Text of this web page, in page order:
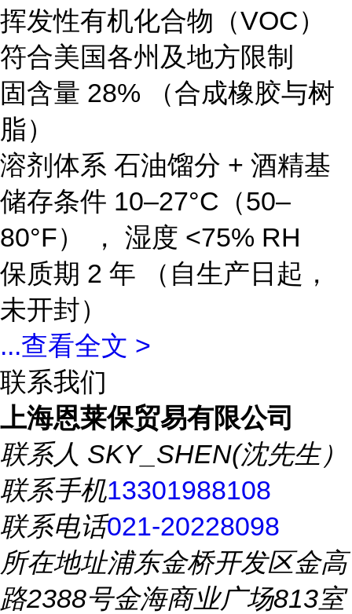
挥发性有机化合物（VOC）
符合美国各州及地方限制
固含量 28% （合成橡胶与树
脂）
溶剂体系 石油馏分 + 酒精基
储存条件 10–27°C（50–
80°F） ， 湿度 <75% RH
保质期 2 年 （自生产日起，
未开封）
...查看全文 >
联系我们
上海恩莱保贸易有限公司
联系人 SKY_SHEN(沈先生）
联系手机13301988108
联系电话021-20228098
所在地址浦东金桥开发区金高
路2388号金海商业广场813室